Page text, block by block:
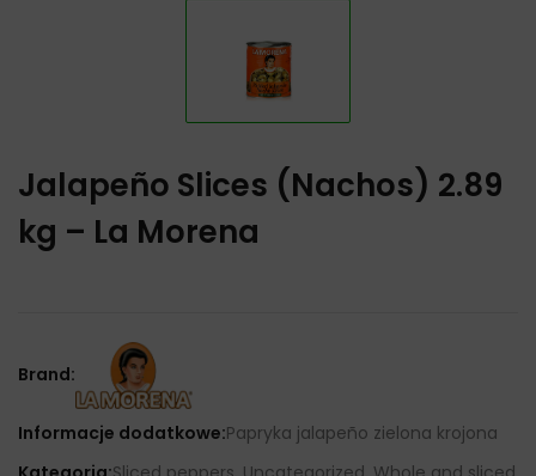
Jalapeño Slices (Nachos) 2.89
kg – La Morena
Brand:
Informacje dodatkowe:Papryka jalapeño zielona krojona